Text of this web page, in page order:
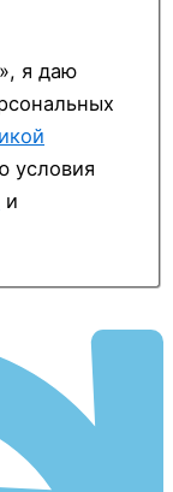
я даю
условия
и